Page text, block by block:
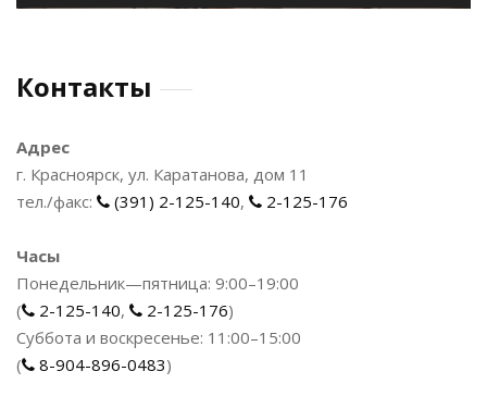
Контакты
Адрес
г. Красноярск, ул. Каратанова, дом 11
тел./факс:
(391) 2-125-140, 2-125-176
Часы
Понедельник—пятница: 9:00–19:00
(
2-125-140, 2-125-176)
Суббота и воскресенье: 11:00–15:00
(
8-904-896-0483)